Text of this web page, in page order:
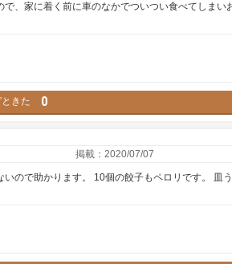
、家に着く前に車のなかでついつい食べてしまい
ときた 0
掲載：2020/07/07
ので助かります。 10個の餃子もペロリです。 皿